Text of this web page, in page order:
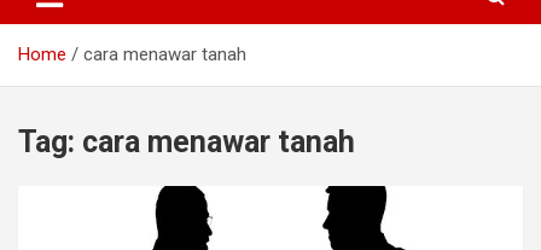
Home cara menawar tanah
Tag: cara menawar tanah